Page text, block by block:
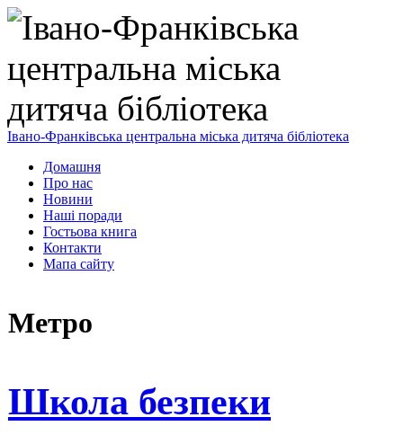
Івано-Франківська центральна міська дитяча бібліотека
Домашня
Про нас
Новини
Наші поради
Гостьова книга
Контакти
Мапа сайту
Метро
Школа безпеки